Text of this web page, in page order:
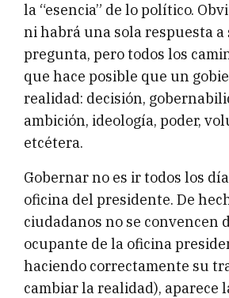
la “esencia” de lo político.
ni habrá una sola respuesta a
pregunta, pero todos los
que hace posible que un
realidad: decisión,
ambición, ideología, poder,
etcétera.
Gobernar no es ir todos los
oficina del presidente. De
ciudadanos no se convencen
ocupante de la oficina
haciendo correctamente su
cambiar la realidad), aparece